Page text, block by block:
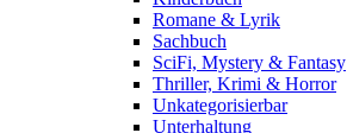
Romane & Lyrik
Sachbuch
SciFi, Mystery & Fantasy
Thriller, Krimi & Horror
Unkategorisierbar
Unterhaltung